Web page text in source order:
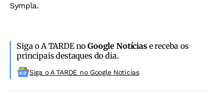
Sympla.
Siga o A TARDE noGoogle Notíciase receba os
principais destaques do dia.
Siga o A TARDE no Google Noticias